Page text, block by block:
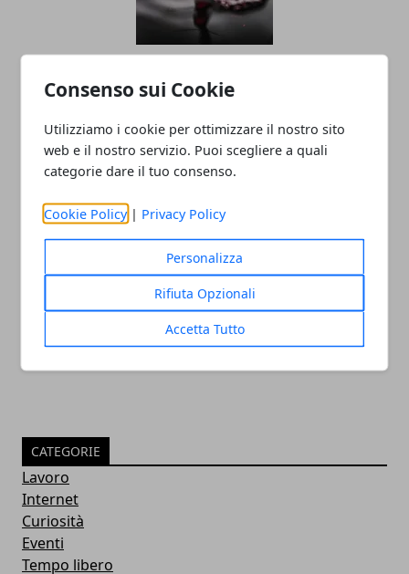
Consenso sui Cookie
Utilizziamo i cookie per ottimizzare il nostro sito
web e il nostro servizio. Puoi scegliere a quali
categorie dare il tuo consenso.
Cookie Policy | Privacy Policy
Personalizza
Rifiuta Opzionali
Accetta Tutto
Rischio Nascosto?
Torino: i negozi in città hanno un
problema di accessibilità
CATEGORIE
Lavoro
Internet
Curiosità
Eventi
Tempo libero